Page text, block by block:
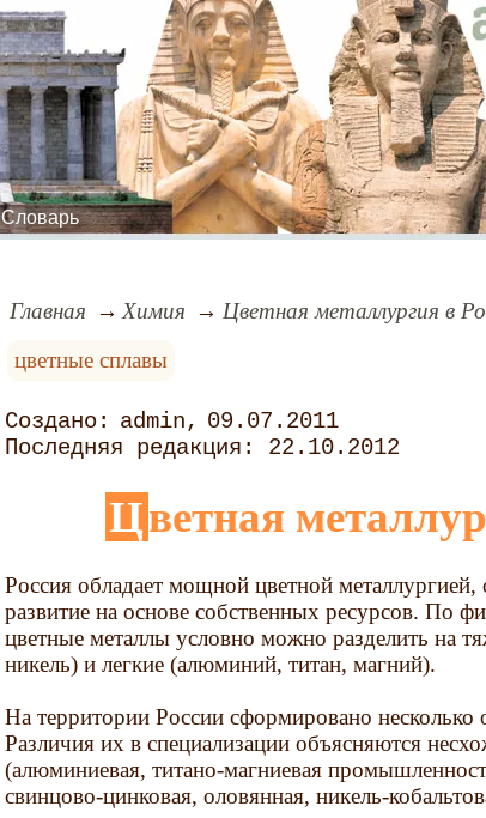
Словарь
Главная Химия
Цветная металлургия в
цветные сплавы
admin
09.07.2011
22.10.2012
Цветная
Россия обладает мощной цветной металлургией,
развитие на основе собственных ресурсов. По
цветные металлы условно можно разделить на
никель) и легкие (алюминий, титан, магний).
На территории России сформировано несколько
Различия их в специализации объясняются
(алюминиевая, титано-магниевая
свинцово-цинковая, оловянная, никель-